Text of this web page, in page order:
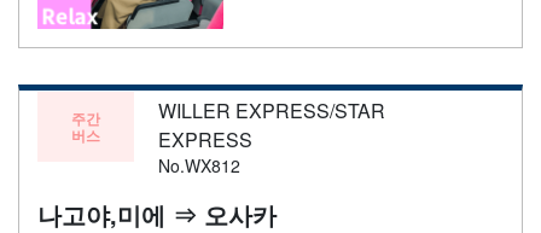
주간
버스
WILLER EXPRESS/STAR
EXPRESS
No.WX812
나고야,미에 ⇒ 오사카